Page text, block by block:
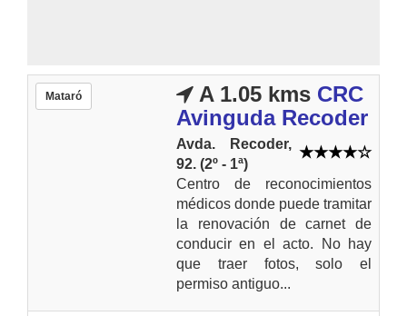
Mataró A 1.05 kms CRC
Avinguda Recoder
Avda. Recoder,
92. (2º - 1ª)
Centro de reconocimientos
médicos donde puede tramitar
la renovación de carnet de
conducir en el acto. No hay
que traer fotos, solo el
permiso antiguo...